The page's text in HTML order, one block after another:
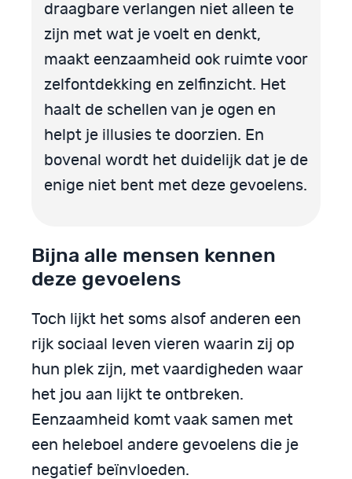
draagbare verlangen niet alleen te
zijn met wat je voelt en denkt,
maakt eenzaamheid ook ruimte voor
zelfontdekking en zelfinzicht. Het
haalt de schellen van je ogen en
helpt je illusies te doorzien. En
bovenal wordt het duidelijk dat je de
enige niet bent met deze gevoelens.
Bijna alle mensen kennen
deze gevoelens
Toch lijkt het soms alsof anderen een
rijk sociaal leven vieren waarin zij op
hun plek zijn, met vaardigheden waar
het jou aan lijkt te ontbreken.
Eenzaamheid komt vaak samen met
een heleboel andere gevoelens die je
negatief beïnvloeden.